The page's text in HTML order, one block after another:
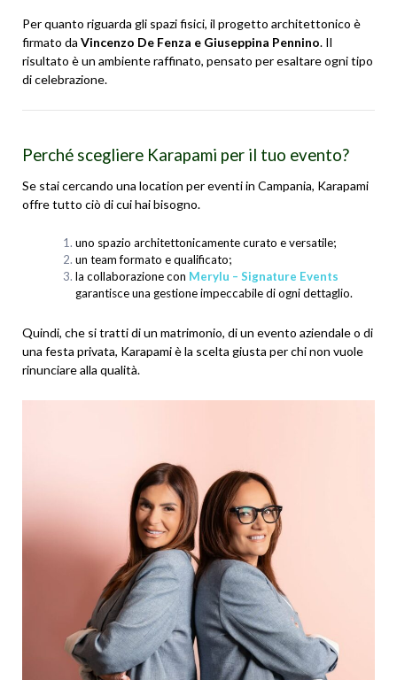
Per quanto riguarda gli spazi fisici, il progetto architettonico è
firmato da Vincenzo De Fenza e Giuseppina Pennino. Il
risultato è un ambiente raffinato, pensato per esaltare ogni tipo
di celebrazione.
Perché scegliere Karapami per il tuo evento?
Se stai cercando una location per eventi in Campania, Karapami
offre tutto ciò di cui hai bisogno.
uno spazio architettonicamente curato e versatile;
un team formato e qualificato;
la collaborazione con Merylu – Signature Events
garantisce una gestione impeccabile di ogni dettaglio.
Quindi, che si tratti di un matrimonio, di un evento aziendale o di
una festa privata, Karapami è la scelta giusta per chi non vuole
rinunciare alla qualità.